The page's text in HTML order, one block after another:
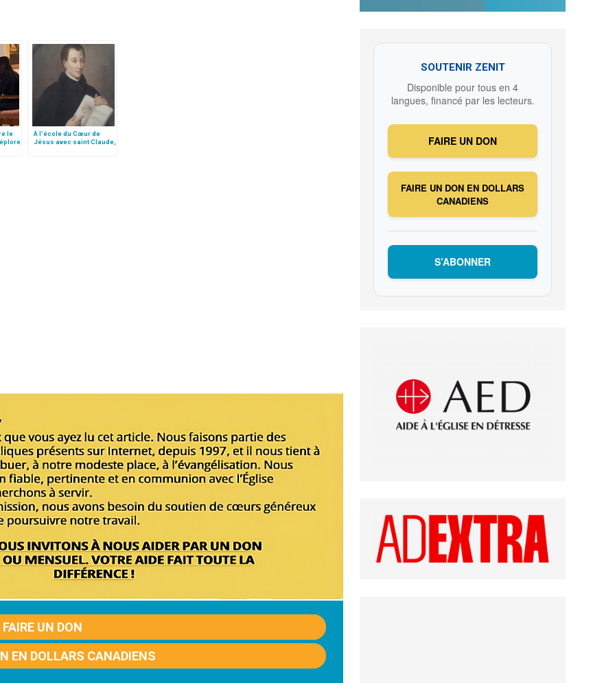
le
À l’école du Cœur de
Jésus avec saint Claude,
FAIRE UN DON
EN DOLLARS CANADIENS
SOUTENIR ZENIT
Disponible pour tous en 4
langues, financé par les lecteurs.
FAIRE UN DON
FAIRE UN DON EN DOLLARS
CANADIENS
S’ABONNER